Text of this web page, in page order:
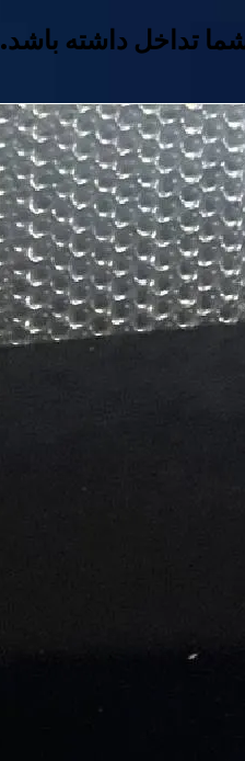
تداخل داشته باشد.